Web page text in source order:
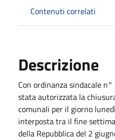
Contenuti correlati
Descrizione
Con ordinanza sindacale
stata autorizzata la
comunali per il giorno
interposta tra il fine
della Repubblica del 2